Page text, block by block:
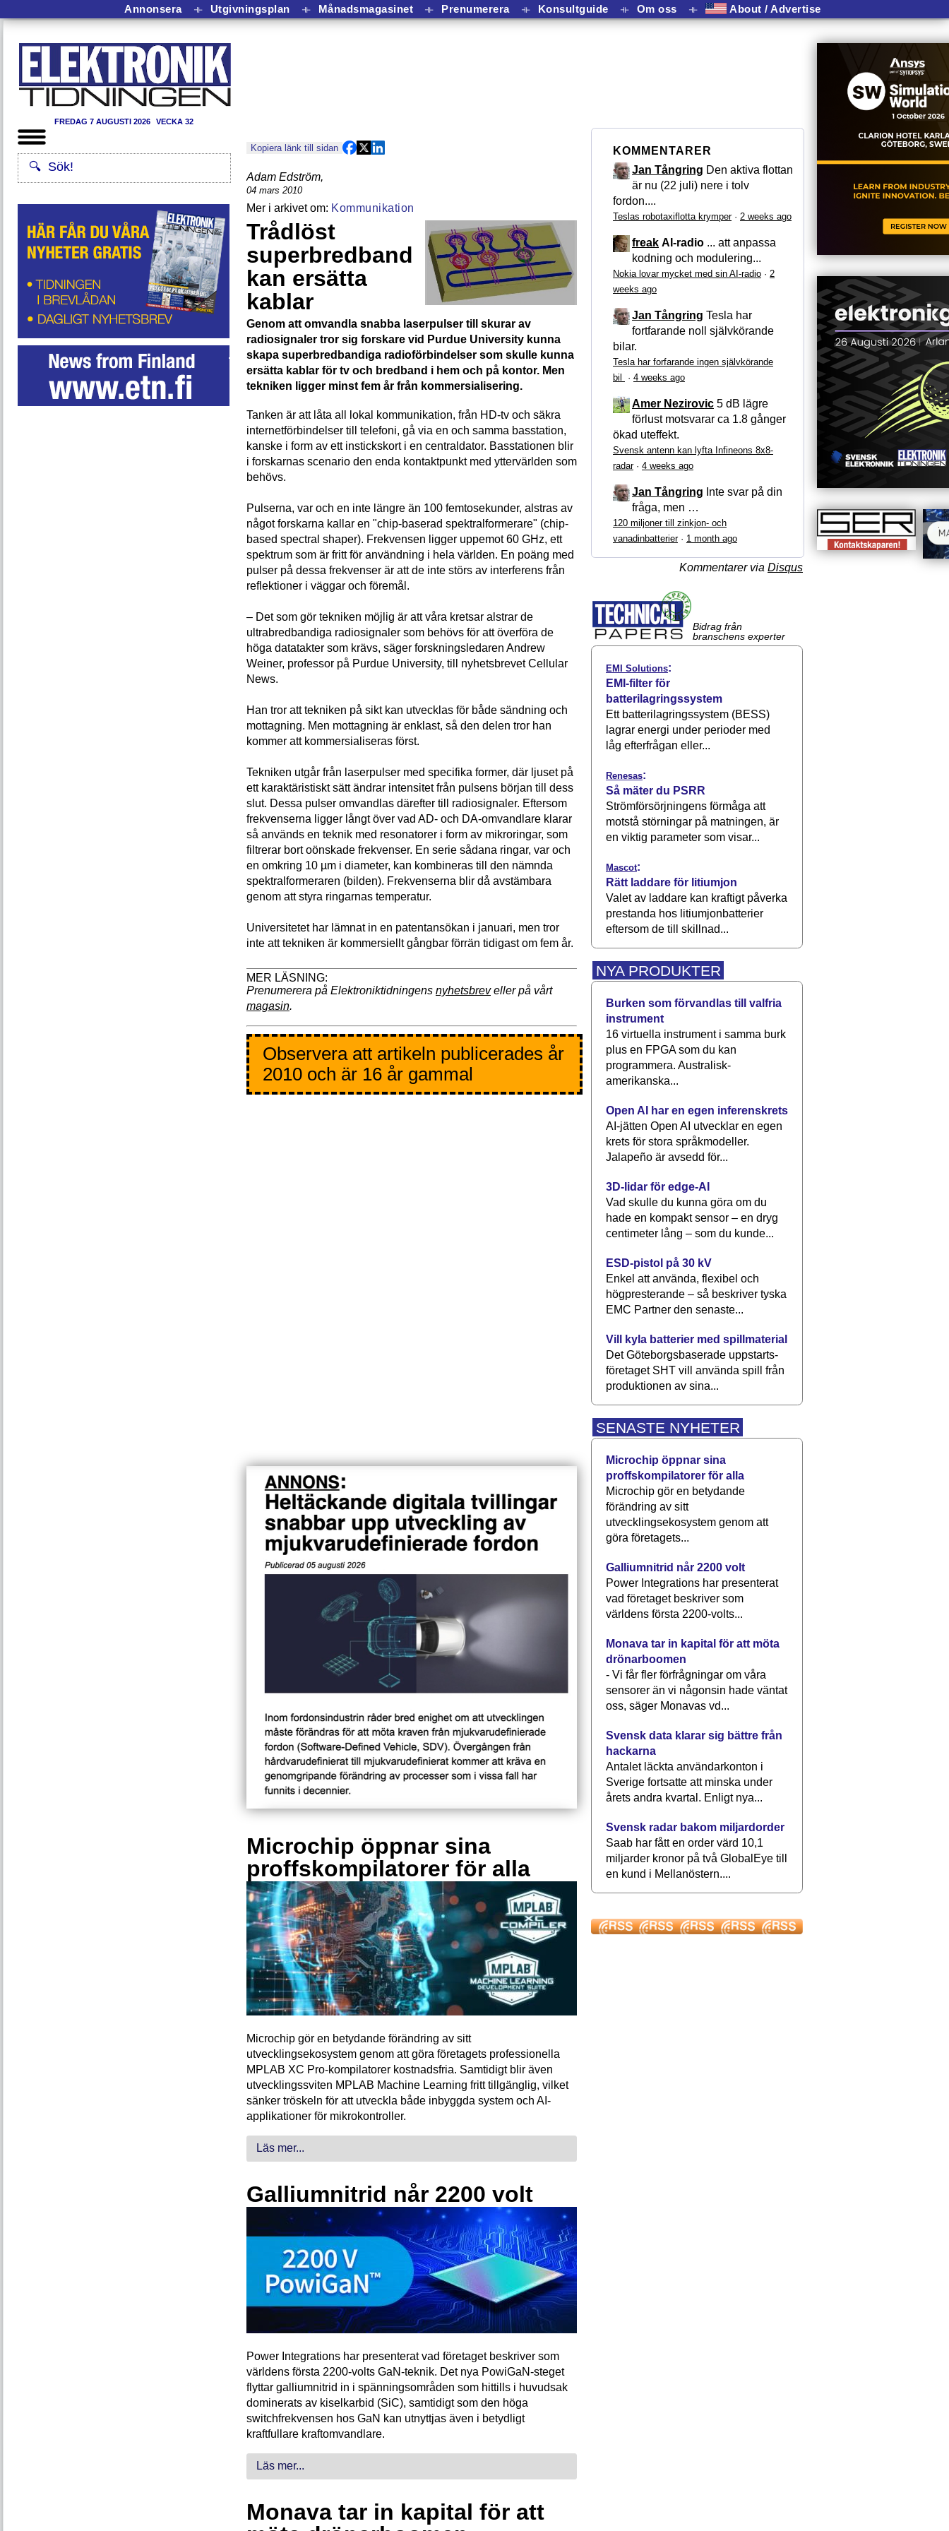
Annonsera ⟛ Utgivningsplan ⟛ Månadsmagasinet ⟛ Prenumerera ⟛ Konsultguide ⟛ Om oss ⟛ About / Advertise
FREDAG 7 AUGUSTI 2026 VECKA 32
Kopiera länk till sidan
Adam Edström,
04 mars 2010
Kommunikation
Trådlöst
superbredband
kan ersätta
kablar
Genom att omvandla snabba laserpulser till skurar av
radiosignaler tror sig forskare vid Purdue University kunna
skapa superbredbandiga radioförbindelser som skulle kunna
ersätta kablar för tv och bredband i hem och på kontor. Men
tekniken ligger minst fem år från kommersialisering.
Tanken är att låta all lokal kommunikation, från HD-tv och säkra
internetförbindelser till telefoni, gå via en och samma basstation,
kanske i form av ett instickskort i en centraldator. Basstationen blir
i forskarnas scenario den enda kontaktpunkt med yttervärlden som
behövs.
Pulserna, var och en inte längre än 100 femtosekunder, alstras av
något forskarna kallar en "chip-baserad spektralformerare" (chip-
based spectral shaper). Frekvensen ligger uppemot 60 GHz, ett
spektrum som är fritt för användning i hela världen. En poäng med
pulser på dessa frekvenser är att de inte störs av interferens från
reflektioner i väggar och föremål.
– Det som gör tekniken möjlig är att våra kretsar alstrar de
ultrabredbandiga radiosignaler som behövs för att överföra de
höga datatakter som krävs, säger forskningsledaren Andrew
Weiner, professor på Purdue University, till nyhetsbrevet Cellular
News.
Han tror att tekniken på sikt kan utvecklas för både sändning och
mottagning. Men mottagning är enklast, så den delen tror han
kommer att kommersialiseras först.
Tekniken utgår från laserpulser med specifika former, där ljuset på
ett karaktäristiskt sätt ändrar intensitet från pulsens början till dess
slut. Dessa pulser omvandlas därefter till radiosignaler. Eftersom
frekvenserna ligger långt över vad AD- och DA-omvandlare klarar
så används en teknik med resonatorer i form av mikroringar, som
filtrerar bort oönskade frekvenser. En serie sådana ringar, var och
en omkring 10 µm i diameter, kan kombineras till den nämnda
spektralformeraren (bilden). Frekvenserna blir då avstämbara
genom att styra ringarnas temperatur.
Universitetet har lämnat in en patentansökan i januari, men tror
inte att tekniken är kommersiellt gångbar förrän tidigast om fem år.
Prenumerera på Elektroniktidningens nyhetsbreveller på vårt
magasin.
Observera att artikeln publicerades år
2010 och är 16 år gammal
Microchip öppnar sina
proffskompilatorer för alla
Microchip gör en betydande förändring av sitt
utvecklingsekosystem genom att göra företagets professionella
MPLAB XC Pro-kompilatorer kostnadsfria. Samtidigt blir även
utvecklingssviten MPLAB Machine Learning fritt tillgänglig, vilket
sänker tröskeln för att utveckla både inbyggda system och AI-
applikationer för mikrokontroller.
Läs mer...
Galliumnitrid når 2200 volt
Power Integrations har presenterat vad företaget beskriver som
världens första 2200-volts GaN-teknik. Det nya PowiGaN-steget
flyttar galliumnitrid in i spänningsområden som hittills i huvudsak
dominerats av kiselkarbid (SiC), samtidigt som den höga
switchfrekvensen hos GaN kan utnyttjas även i betydligt
kraftfullare kraftomvandlare.
Läs mer...
Monava tar in kapital för att
KOMMENTARER
Jan Tångring Den aktiva flottan
är nu (22 juli) nere i tolv
fordon....
Teslas robotaxiflotta krymper· 2 weeks ago
freak AI-radio ... att anpassa
kodning och modulering...
Nokia lovar mycket med sin AI-radio · 2
weeks ago
Jan Tångring Tesla har
fortfarande noll självkörande
bilar.
Tesla har forfarande ingen självkörande
bil
· 4 weeks ago
Amer Nezirovic 5 dB lägre
förlust motsvarar ca 1.8 gånger
ökad uteffekt.
Svensk antenn kan lyfta Infineons 8x8-
radar· 4 weeks ago
Jan Tångring Inte svar på din
fråga, men …
120 miljoner till zinkjon- och
vanadinbatterier· 1 month ago
Kommentarer via Disqus
Bidrag från
branschens experter
EMI Solutions:
EMI-filter för
batterilagringssystem
Ett batterilagringssystem (BESS)
lagrar energi under perioder med
låg efterfrågan eller...
Renesas:
Så mäter du PSRR
Strömförsörjningens förmåga att
motstå störningar på matningen, är
en viktig parameter som visar...
Mascot:
Rätt laddare för litiumjon
Valet av laddare kan kraftigt påverka
prestanda hos litiumjonbatterier
eftersom de till skillnad...
NYA PRODUKTER
Burken som förvandlas till valfria
instrument
16 virtuella instrument i samma burk
plus en FPGA som du kan
programmera. Australisk-
amerikanska...
Open AI har en egen inferenskrets
AI-jätten Open AI utvecklar en egen
krets för stora språkmodeller.
Jalapeño är avsedd för...
3D-lidar för edge-AI
Vad skulle du kunna göra om du
hade en kompakt sensor – en dryg
centimeter lång – som du kunde...
ESD-pistol på 30 kV
Enkel att använda, flexibel och
högpresterande – så beskriver tyska
EMC Partner den senaste...
Vill kyla batterier med spillmaterial
Det Göteborgsbaserade upp­starts­
företaget SHT vill använda spill från
produktionen av sina...
SENASTE NYHETER
Microchip öppnar sina
proffskompilatorer för alla
Microchip gör en betydande
förändring av sitt
utvecklingsekosystem genom att
göra företagets...
Galliumnitrid når 2200 volt
Power Integrations har presenterat
vad företaget beskriver som
världens första 2200-volts...
Monava tar in kapital för att möta
drönarboomen
- Vi får fler förfrågningar om våra
sensorer än vi någonsin hade väntat
oss, säger Monavas vd...
Svensk data klarar sig bättre från
hackarna
Antalet läckta användarkonton i
Sverige fortsatte att minska under
årets andra kvartal. Enligt nya...
Svensk radar bakom miljardorder
Saab har fått en order värd 10,1
miljarder kronor på två GlobalEye till
en kund i Mellanöstern....